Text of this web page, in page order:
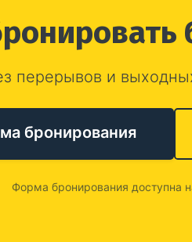
перерывов и
бронирования
Форма бронирования доступна